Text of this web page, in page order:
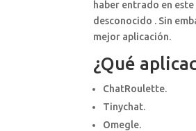
haber entrado en
desconocido . Sin
mejor aplicación.
¿Qué
ChatRoulette.
Tinychat.
Omegle.